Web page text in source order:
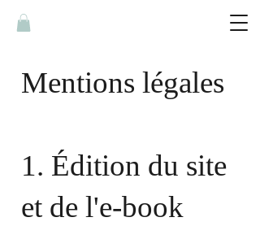
Mentions légales
1. Édition du site
et de l'e-book